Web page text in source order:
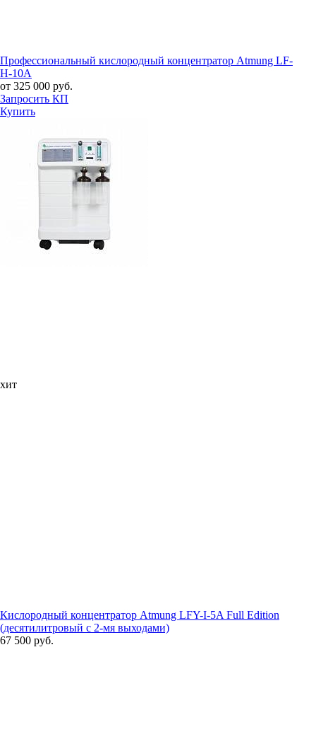
Профессиональный кислородный концентратор Atmung LF-
H-10A
от 325 000 руб.
Запросить КП
Купить
хит
Кислородный концентратор Atmung LFY-I-5A Full Edition
(десятилитровый с 2-мя выходами)
67 500 руб.